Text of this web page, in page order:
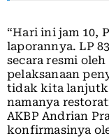
“Hari ini jam 10,
laporannya. LP
secara resmi
pelaksanaan
tidak kita
namanya
AKBP Andrian
konfirmasinya